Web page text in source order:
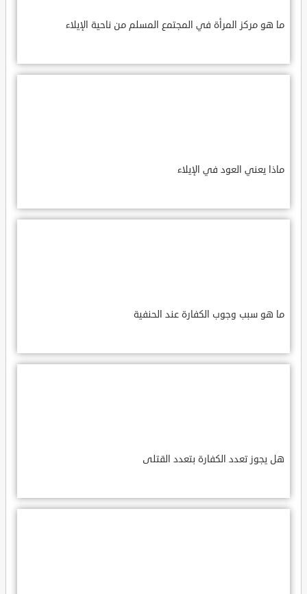
ما هو مركز المرأة في المجتمع المسلم من ناحية الإيلاء
ماذا يعني العود في الإيلاء
ما هو سبب وجوب الكفارة عند الحنفية
هل يجوز تعدد الكفارة بتعدد القتلى